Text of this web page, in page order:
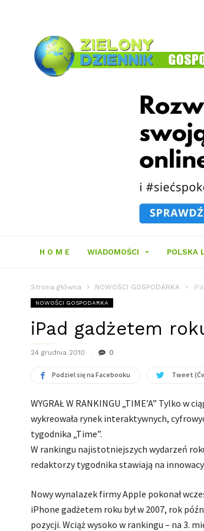
Zielony
Dziennik
H O M E WIADOMOŚCI POLSKA
Strona główna NOWOŚCI GOSPODARKA
NOWOŚCI GOSPODARKA
iPad gadżetem
24 grudnia 2010 0
Podziel się na Facebooku Tweet
WYGRAŁ W RANKINGU „TIME’A” Tylko
wykreowała rynek interaktywnych,
tygodnika „Time”.
W rankingu najistotniejszych wydarzeń
redaktorzy tygodnika stawiają na
Nowy wynalazek firmy Apple pokonał
iPhone gadżetem roku był w 2007, rok
pozycji. Wciąż wysoko w rankingu – na 3.